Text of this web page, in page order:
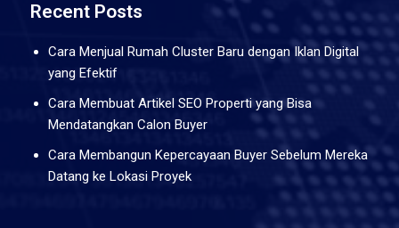
Recent Posts
Cara Menjual Rumah Cluster Baru dengan Iklan Digital
yang Efektif
Cara Membuat Artikel SEO Properti yang Bisa
Mendatangkan Calon Buyer
Cara Membangun Kepercayaan Buyer Sebelum Mereka
Datang ke Lokasi Proyek